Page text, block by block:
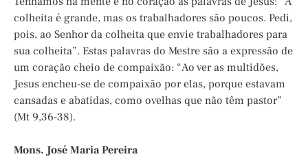
colheita é grande, mas os trabalhadores são poucos. Pedi,
pois, ao Senhor da colheita que envie trabalhadores para
sua colheita”. Estas palavras do Mestre são a expressão de
um coração cheio de compaixão: “Ao ver as multidões,
Jesus encheu-se de compaixão por elas, porque estavam
cansadas e abatidas, como ovelhas que não têm pastor”
(Mt 9,36-38).
Mons. José Maria Pereira